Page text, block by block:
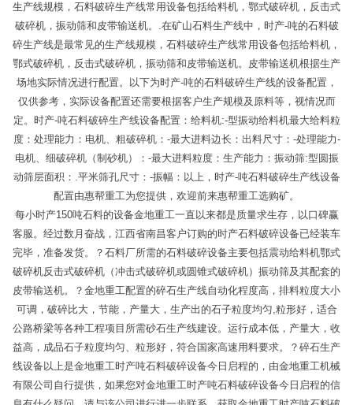
生产线规模，石料破碎生产线常用设备包括给料机，鄂式破碎机，反击式
破碎机，振动筛和皮带输送机。.在矿山石料生产线中，时产-吨的石料破
碎生产线是最常见的生产线规模，石料破碎生产线常用设备包括给料机，
鄂式破碎机，反击式破碎机，振动筛和皮带输送机。皮带输送机根据生产
场地实际情况进行配置。以下为时产-吨的石料破碎生产线的设备配置，
仅供参考，实际设备配置还需要根据客户生产规模及原料等，视情况而
定。时产-吨石料破碎生产线设备配置：给料机:-型振动给料机最大给料粒
度：处理能力：电机、粗破碎机：-最大进料边长：出料尺寸：-处理能力-
电机、细破碎机（制砂机）：-最大进料粒度：生产能力：振动筛:型圆振
动筛层面积：.平米筛孔尺寸：-振幅：以上，时产-吨石料破碎生产线设备
配置由惠帮重工为您提供，欢迎前来惠帮重工选购矿。
每小时产150吨石料的设备金地重工一直以来都是质量求生存，以口碑赢
客服。经过数月奋战，江西省南昌客户订购的时产石料破碎设备已经装车
完毕，准备发货。？石料厂所需的石料破碎设备主要包括震动给料机鄂式
破碎机反击式破碎机（冲击式破碎机或圆锥式破碎机）振动筛及其配套的
皮带输送机。？金地重工配置的碎石生产线自动化程度高，排料粒度大小
可调，破碎比大，节能，产量大，生产出的石子粒度均匀,粒形好，适合
公路桥梁等各种工程项目所需砂石生产线建设。运行成本低，产量大，收
益高，成品石子粒度均匀、粒形好，符合国家高速用料要求。？碎石生产
线设备以上是金地重工时产吨石料破碎设备今日启程的，由金地重工机械
有限公司自行提供，如果您对金地重工时产吨石料破碎设备今日启程的信